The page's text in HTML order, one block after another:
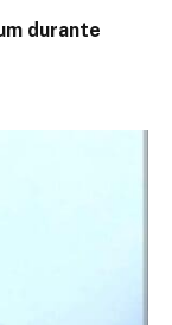
durante